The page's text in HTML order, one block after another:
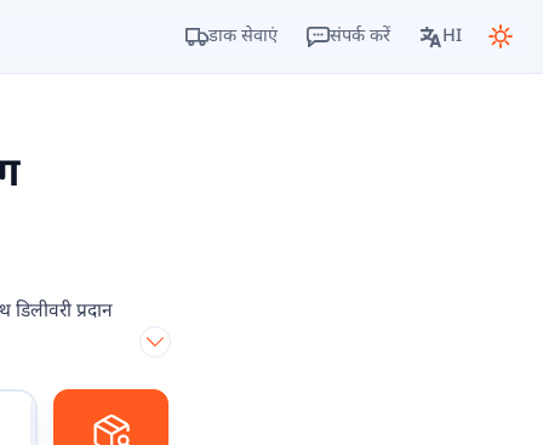
डाक सेवाएं संपर्क करें HI
प्रदान